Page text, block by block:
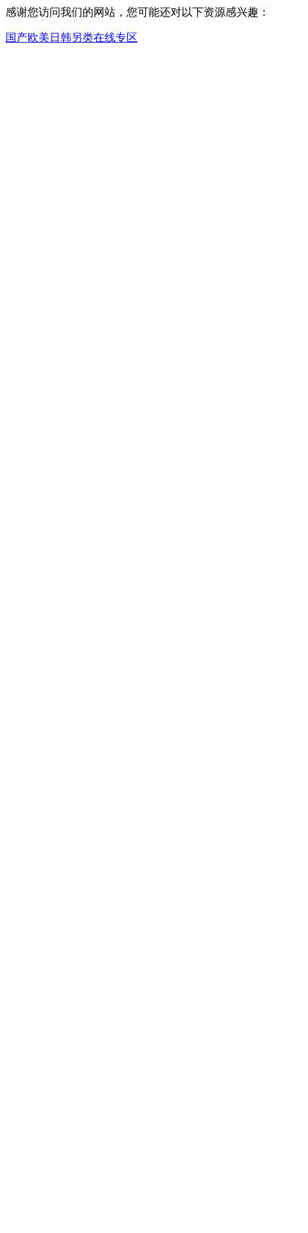
感谢您访问我们的网站，您可能还对以下资源感兴趣：
国产欧美日韩另类在线专区